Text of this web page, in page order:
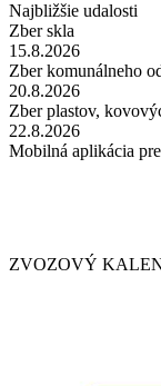
Najbližšie udalosti
Zber skla
15.8.2026
Zber komunálneho
20.8.2026
Zber plastov,
22.8.2026
Mobilná aplikácia
ZVOZOVÝ